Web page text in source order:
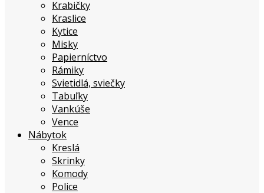
Krabičky
Kraslice
Kytice
Misky
Papierníctvo
Rámiky
Svietidlá, sviečky
Tabuľky
Vankúše
Vence
Nábytok
Kreslá
Skrinky
Komody
Police